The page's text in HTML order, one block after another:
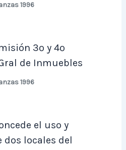
1996
3º y 4º
de Inmuebles
1996
el uso y
dos locales del